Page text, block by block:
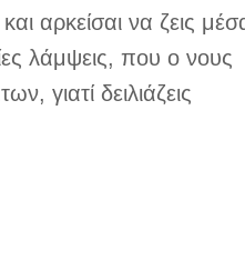
αρκείσαι να ζεις
λάμψεις, που ο νους
γιατί δειλιάζεις